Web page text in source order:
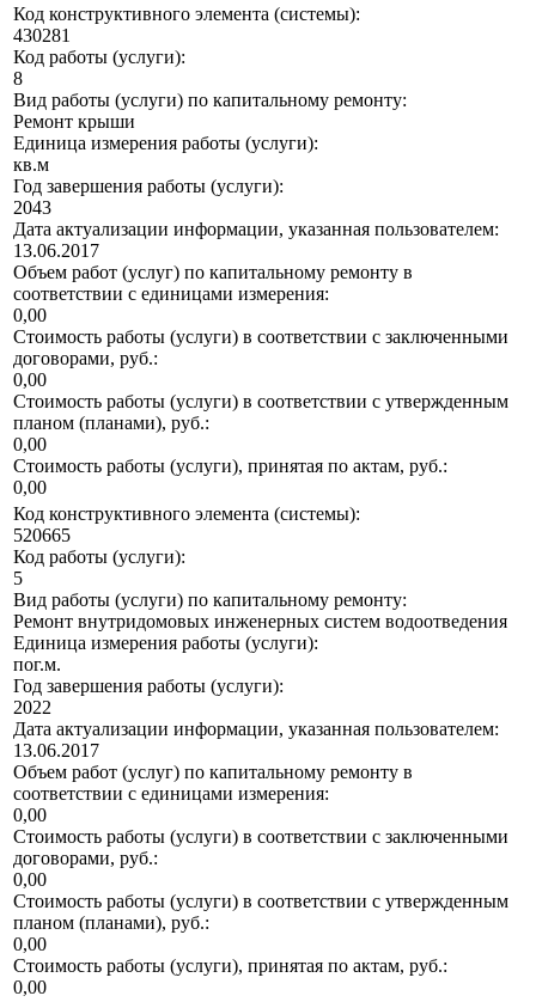
Код конструктивного элемента (системы):
430281
Код работы (услуги):
8
Вид работы (услуги) по капитальному ремонту:
Ремонт крыши
Единица измерения работы (услуги):
кв.м
Год завершения работы (услуги):
2043
Дата актуализации информации, указанная пользователем:
13.06.2017
Объем работ (услуг) по капитальному ремонту в
соответствии с единицами измерения:
0,00
Стоимость работы (услуги) в соответствии с заключенными
договорами, руб.:
0,00
Стоимость работы (услуги) в соответствии с утвержденным
планом (планами), руб.:
0,00
Стоимость работы (услуги), принятая по актам, руб.:
0,00
Код конструктивного элемента (системы):
520665
Код работы (услуги):
5
Вид работы (услуги) по капитальному ремонту:
Ремонт внутридомовых инженерных систем водоотведения
Единица измерения работы (услуги):
пог.м.
Год завершения работы (услуги):
2022
Дата актуализации информации, указанная пользователем:
13.06.2017
Объем работ (услуг) по капитальному ремонту в
соответствии с единицами измерения:
0,00
Стоимость работы (услуги) в соответствии с заключенными
договорами, руб.:
0,00
Стоимость работы (услуги) в соответствии с утвержденным
планом (планами), руб.:
0,00
Стоимость работы (услуги), принятая по актам, руб.:
0,00